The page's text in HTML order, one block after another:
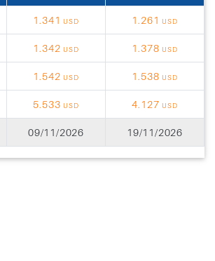
1.341 USD 1.261 USD
1.342 USD 1.378 USD
1.542 USD 1.538 USD
5.533 USD 4.127 USD
09/11/2026 19/11/2026